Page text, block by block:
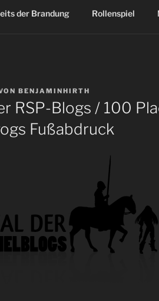
der Brandung Rollenspiel
BENJAMINHIRTH
RSP-Blogs / 100
Fußabdruck